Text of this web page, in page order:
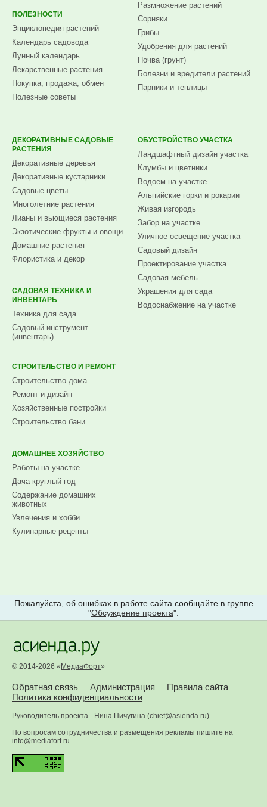
ПОЛЕЗНОСТИ
Энциклопедия растений
Календарь садовода
Лунный календарь
Лекарственные растения
Покупка, продажа, обмен
Полезные советы
Размножение растений
Сорняки
Грибы
Удобрения для растений
Почва (грунт)
Болезни и вредители растений
Парники и теплицы
ДЕКОРАТИВНЫЕ САДОВЫЕ
РАСТЕНИЯ
Декоративные деревья
Декоративные кустарники
Садовые цветы
Многолетние растения
Лианы и вьющиеся растения
Экзотические фрукты и овощи
Домашние растения
Флористика и декор
САДОВАЯ ТЕХНИКА И
ИНВЕНТАРЬ
Техника для сада
Садовый инструмент
(инвентарь)
ОБУСТРОЙСТВО УЧАСТКА
Ландшафтный дизайн участка
Клумбы и цветники
Водоем на участке
Альпийские горки и рокарии
Живая изгородь
Забор на участке
Уличное освещение участка
Садовый дизайн
Проектирование участка
Садовая мебель
Украшения для сада
Водоснабжение на участке
СТРОИТЕЛЬСТВО И РЕМОНТ
Строительство дома
Ремонт и дизайн
Хозяйственные постройки
Строительство бани
ДОМАШНЕЕ ХОЗЯЙСТВО
Работы на участке
Дача круглый год
Содержание домашних
животных
Увлечения и хобби
Кулинарные рецепты
Пожалуйста, об ошибках в работе сайта сообщайте в группе
"Обсуждение проекта".
© 2014-2026 « МедиаФорт»
Обратная связь Администрация
Правила сайта
Политика конфиденциальности
Руководитель проекта - Нина Пичугина (chief@asienda.ru)
По вопросам сотрудничества и размещения рекламы пишите на
info@mediafort.ru